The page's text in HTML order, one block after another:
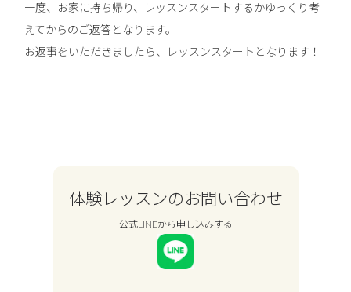
一度、お家に持ち帰り、レッスンスタートするかゆっくり考
えてからのご返答となります。
お返事をいただきましたら、レッスンスタートとなります！
体験レッスンのお問い合わせ
公式LINEから申し込みする